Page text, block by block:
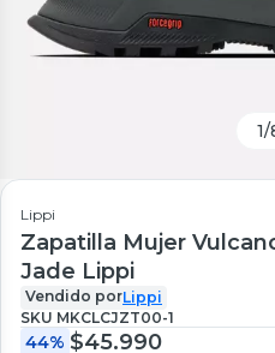
1/
Lippi
Zapatilla Mujer
Jade Lippi
Vendido porLippi
SKU MKCLCJZT00-1
44% $45.990